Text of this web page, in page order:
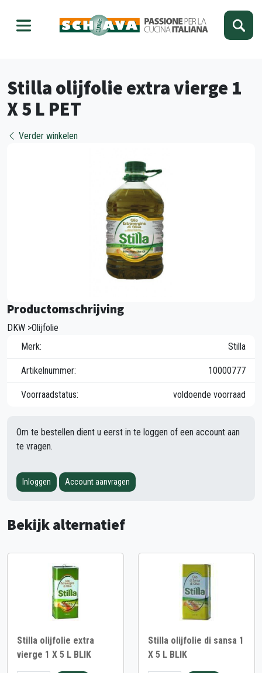
Stilla olijfolie extra vierge 1
X 5 L PET
Verder winkelen
Productomschrijving
DKW >Olijfolie
Merk:
Stilla
Artikelnummer: 10000777
Voorraadstatus: voldoende voorraad
Om te bestellen dient u eerst in te loggen of een account aan
te vragen.
Inloggen Account aanvragen
Bekijk alternatief
Stilla olijfolie extra
vierge 1 X 5 L BLIK
Stilla olijfolie di sansa 1
X 5 L BLIK